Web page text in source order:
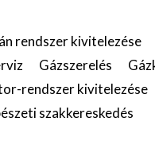
rendszer kivitelezése
Gázszerelés
rendszer kivitelezése
szakkereskedés